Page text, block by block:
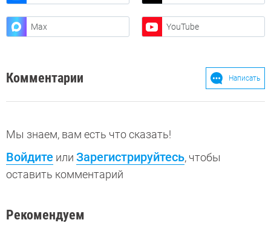
Max YouTube
Комментарии Написать
Мы знаем, вам есть что сказать!
Войдите или Зарегистрируйтесь, чтобы
оставить комментарий
Рекомендуем